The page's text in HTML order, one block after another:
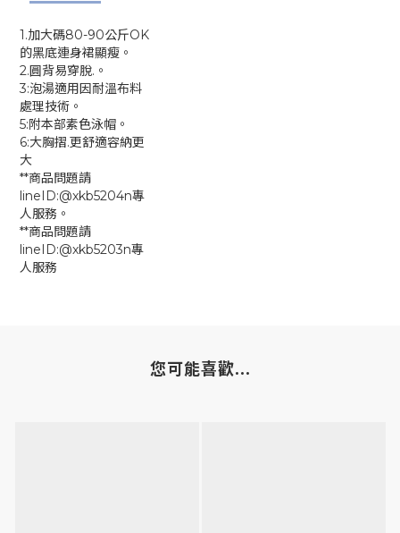
1.加大碼80-90公斤OK
的黑底連身裙顯瘦。
2.圓背易穿脫.。
3:泡湯適用因耐溫布料
處理技術。
5:附本部素色泳帽。
6:大胸摺.更舒適容納更
大
**商品問題請
lineID:@xkb5204n專
人服務。
**商品問題請
lineID:@xkb5203n專
人服務
您可能喜歡...